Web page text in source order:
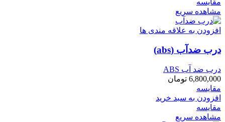
مقایسه
مشاهده سریع
افزودن به علاقه مندی ها
درب ضدآب (abs)
درب ضد آب ABS
6,800,000 تومان
مقایسه
افزودن به سبد خرید
مقایسه
مشاهده سریع